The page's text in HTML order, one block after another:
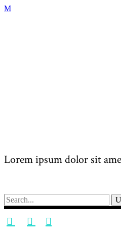
Lorem ipsum dolor sit
Search
for: